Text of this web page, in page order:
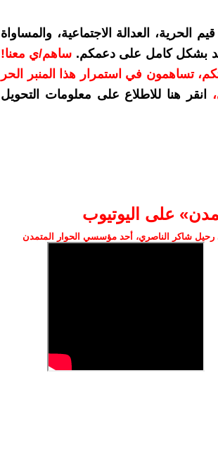
العدالة الاجتماعية، والمساواة
بشكل كامل على دعمكم. ساهم/ي معنا!
تساهمون في استمرار هذا المنبر الحر
،
انقر هنا للاطلاع على معلومات التحويل
على اليوتيوب
شاكر الناصري، أحد مؤسسي الحوار المتمدن